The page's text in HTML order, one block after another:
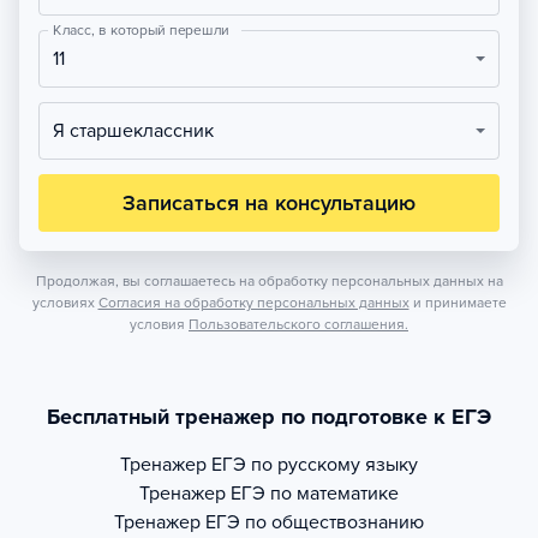
Класс, в который перешли
11
Я старшеклассник
Записаться на консультацию
Продолжая, вы соглашаетесь на обработку персональных данных на
условиях Согласия на обработку персональных данных и принимаете
условия Пользовательского соглашения.
Бесплатный тренажер по подготовке к ЕГЭ
Тренажер ЕГЭ по русскому языку
Тренажер ЕГЭ по математике
Тренажер ЕГЭ по обществознанию